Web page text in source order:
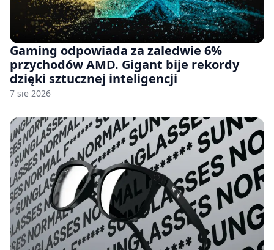
Gaming odpowiada za zaledwie 6%
przychodów AMD. Gigant bije rekordy
dzięki sztucznej inteligencji
7 sie 2026